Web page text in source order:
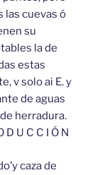
las cuevas ó
su
la de
estas
v solo ai E. y
de aguas
herradura.
D U C C I Ó N
caza de